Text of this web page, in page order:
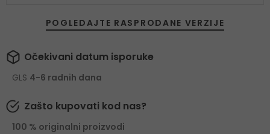
POGLEDAJTE RASPRODANE VERZIJE
Očekivani datum isporuke
GLS 4-6 radnih dana
Zašto kupovati kod nas?
100 % originalni proizvodi